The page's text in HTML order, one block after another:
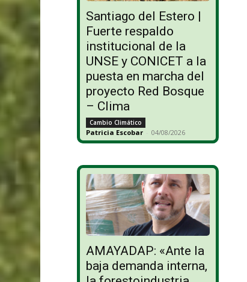
Santiago del Estero |
Fuerte respaldo
institucional de la
UNSE y CONICET a la
puesta en marcha del
proyecto Red Bosque
– Clima
Cambio Climático
Patricia Escobar - 04/08/2026
AMAYADAP: «Ante la
baja demanda interna,